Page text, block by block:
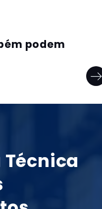
podem